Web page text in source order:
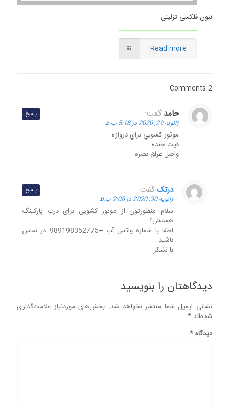
نئون فلکسی تزئینی
Read more
2 Comments
حامد گفت:
ژانویه 29, 2020 در 5:18 ب.ظ
موتور كشويي براي دروازه
قيت جنده
واصل عراق بصره
پاسخ
درتکگفت:
ژانویه 30, 2020 در 2:08 ب.ظ
سلام منظورتون از موتور کشویی برای درب پارکینگ
هستش؟
لطفا با شماره واتس آپ +989198352775 در نماس
باشید.
با تشکر
پاسخ
دیدگاهتان را بنویسید
نشانی ایمیل شما منتشر نخواهد شد. بخش‌های موردنیاز علامت‌گذاری
شده‌اند *
دیدگاه*